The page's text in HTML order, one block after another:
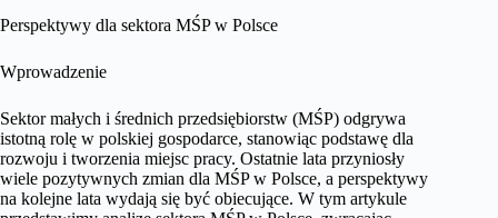
Perspektywy dla sektora MŚP w Polsce
Wprowadzenie
Sektor małych i średnich przedsiębiorstw (MŚP) odgrywa
istotną rolę w polskiej gospodarce, stanowiąc podstawę dla
rozwoju i tworzenia miejsc pracy. Ostatnie lata przyniosły
wiele pozytywnych zmian dla MŚP w Polsce, a perspektywy
na kolejne lata wydają się być obiecujące. W tym artykule